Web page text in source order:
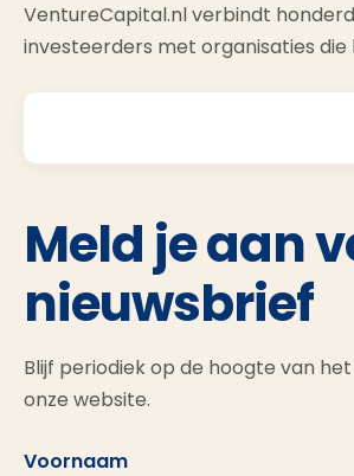
VentureCapital.nl verbindt
investeerders met organisaties die
Meld je aan
nieuwsbrief
Blijf periodiek op de hoogte van
onze website.
Voornaam